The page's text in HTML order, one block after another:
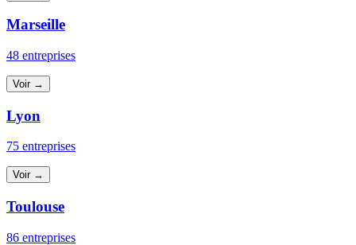
Marseille
48 entreprises
Voir →
Lyon
75 entreprises
Voir →
Toulouse
86 entreprises